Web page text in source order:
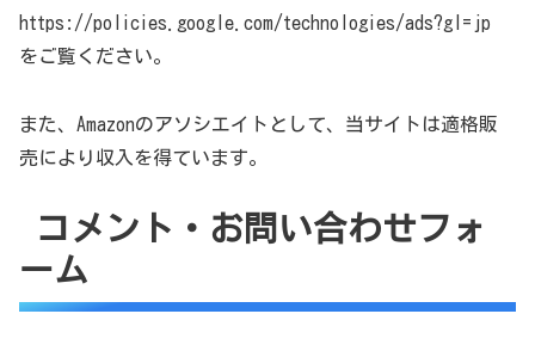
https://policies.google.com/technologies/ads?gl=jp
をご覧ください。
また、Amazonのアソシエイトとして、当サイトは適格販
売により収入を得ています。
コメント・お問い合わせフォ
ーム